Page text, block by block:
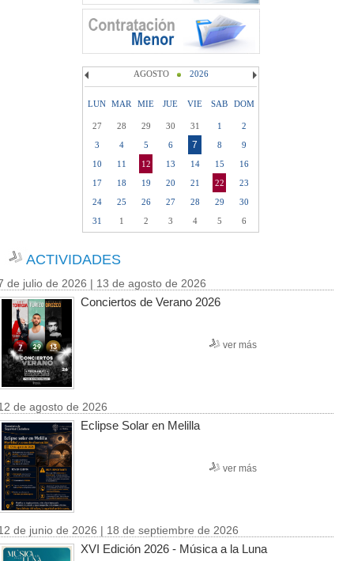
AGOSTO 2026
LUN MAR MIE JUE VIE SAB DOM
27 28 29 30 31 1
2
3
4 5 6 7 8
9
10
11 12 13 14 15
16
17
18 19 20 21 22
23
24
25 26 27 28 29
30
31
1 2 3 4 5 6
ACTIVIDADES
de julio de 2026 | 13 de agosto de 2026
Conciertos de Verano 2026
ver más
de agosto de 2026
Eclipse Solar en Melilla
ver más
de junio de 2026 | 18 de septiembre de 2026
XVI Edición 2026 - Música a la Luna